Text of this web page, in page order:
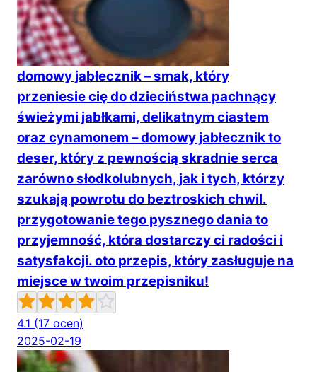
domowy jabłecznik – smak, który
przeniesie cię do dzieciństwa pachnący
świeżymi jabłkami, delikatnym ciastem
oraz cynamonem – domowy jabłecznik to
deser, który z pewnością skradnie serca
zarówno słodkolubnych, jak i tych, którzy
szukają powrotu do beztroskich chwil.
przygotowanie tego pysznego dania to
przyjemność, która dostarczy ci radości i
satysfakcji. oto przepis, który zasługuje na
miejsce w twoim przepisniku!
4.1 (17 ocen)
2025-02-19